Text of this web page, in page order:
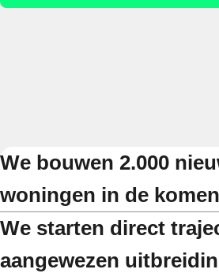
We bouwen 2.000
woningen in de
We starten direct
aangewezen